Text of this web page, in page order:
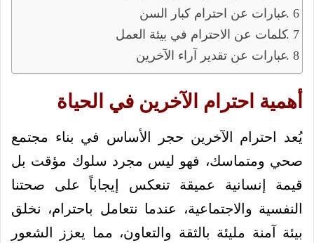
عبارات عن احترام كبار السن
كلمات عن الاحترام في بيئة العمل
عبارات عن تقدير آراء الآخرين
أهمية احترام الآخرين في الحياة
يُعد احترام الآخرين حجر الأساس في بناء مجتمع
صحي ومتماسك، فهو ليس مجرد سلوك مؤقت بل
قيمة إنسانية عميقة تنعكس إيجاباً على صحتنا
النفسية والاجتماعية، عندما نتعامل باحترام، نخلق
بيئة آمنة مليئة بالثقة والتعاون، مما يعزز الشعور